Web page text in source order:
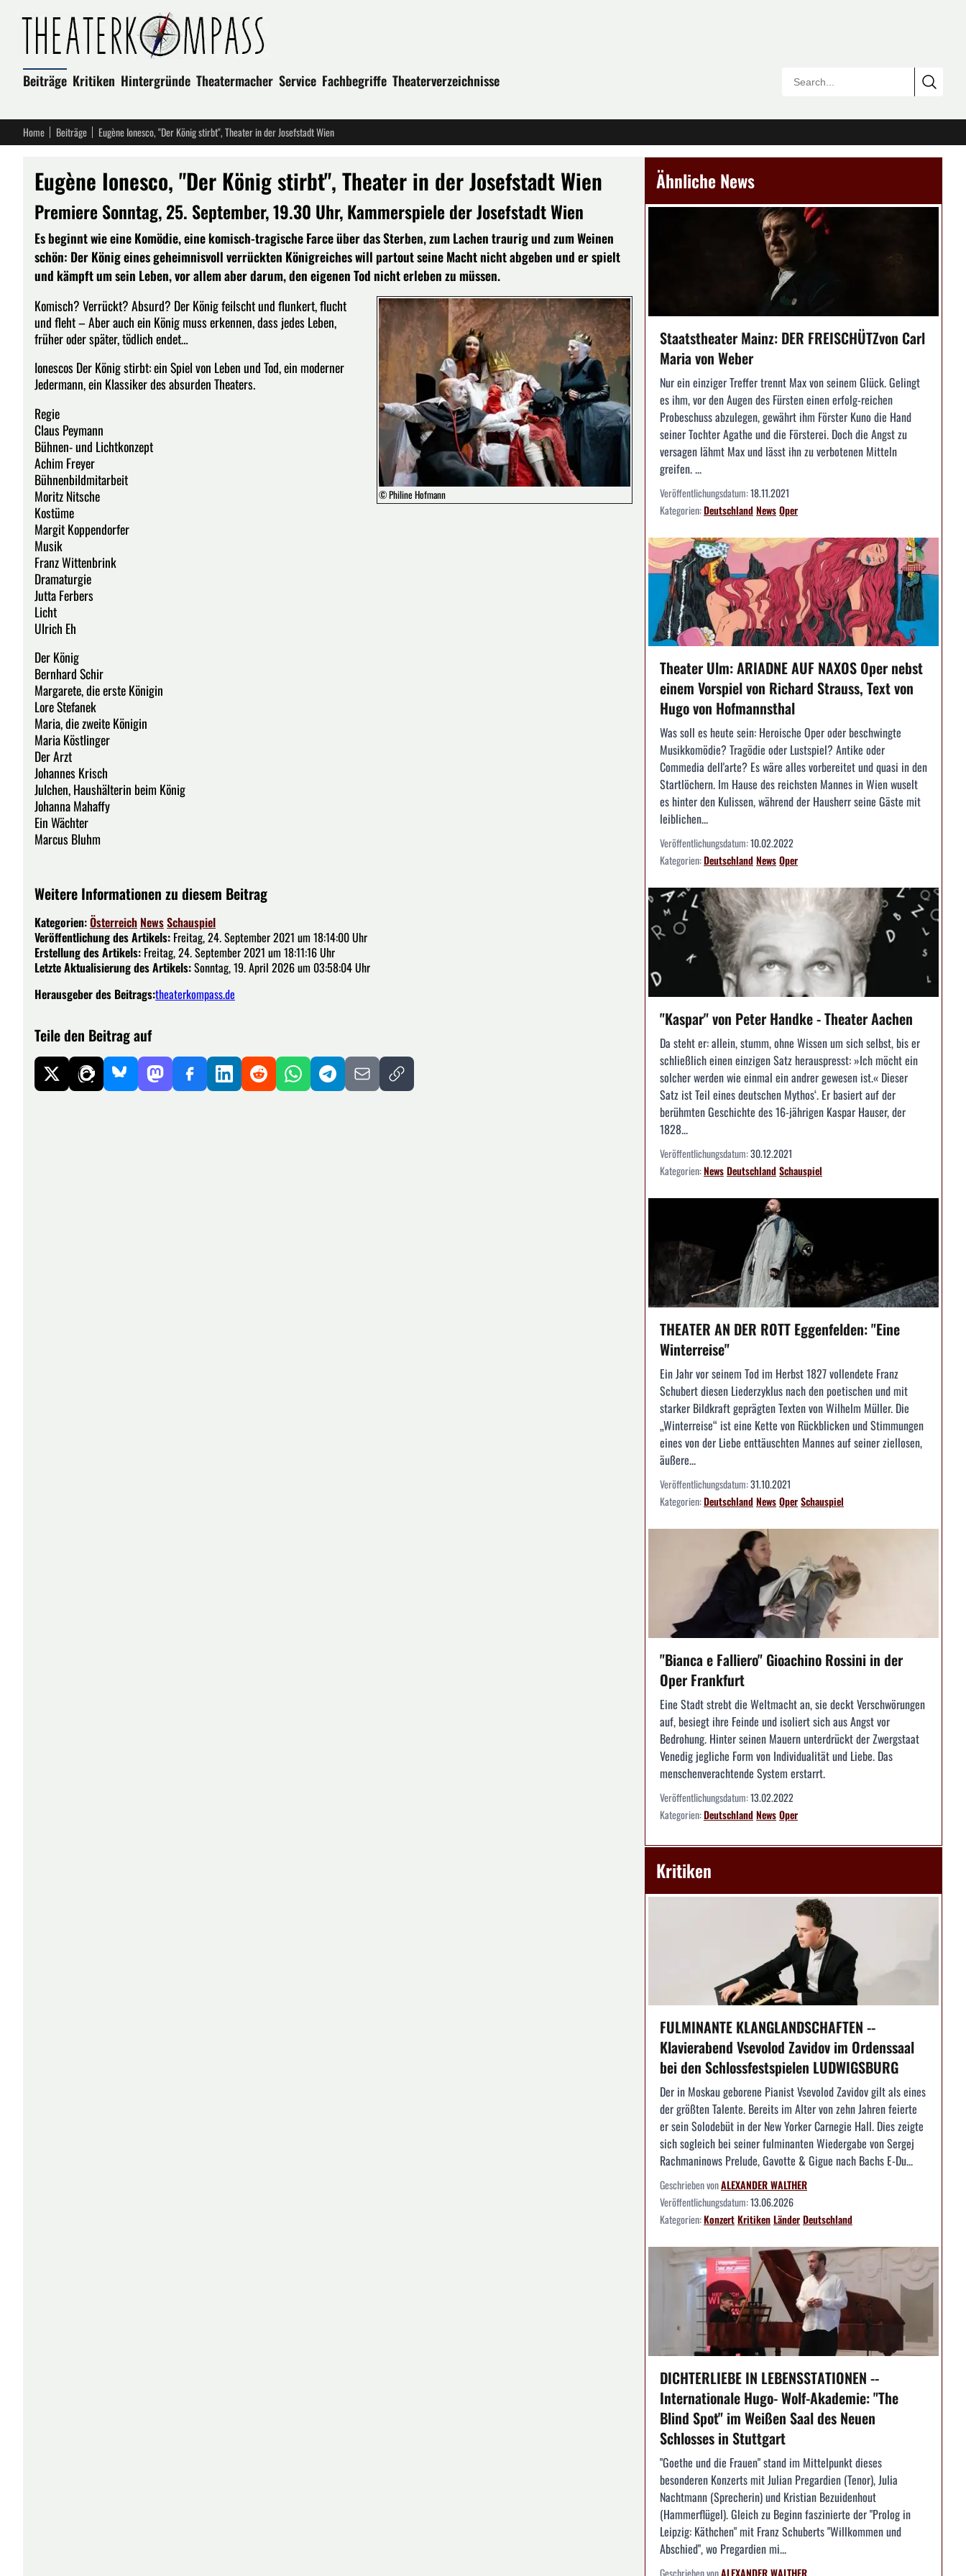
Beiträge Kritiken Hintergründe Theatermacher Service Fachbegriffe Theaterverzeichnisse
Home Beiträge Eugène Ionesco, "Der König stirbt", Theater in der Josefstadt Wien
Eugène Ionesco, "Der König stirbt", Theater in der Josefstadt Wien
Premiere Sonntag, 25. September, 19.30 Uhr, Kammerspiele der Josefstadt Wien
Es beginnt wie eine Komödie, eine komisch-tragische Farce über das Sterben, zum Lachen traurig und zum Weinen
schön: Der König eines geheimnisvoll verrückten Königreiches will partout seine Macht nicht abgeben und er spielt
und kämpft um sein Leben, vor allem aber darum, den eigenen Tod nicht erleben zu müssen.
© Philine Hofmann
Komisch? Verrückt? Absurd? Der König feilscht und flunkert, flucht
und fleht – Aber auch ein König muss erkennen, dass jedes Leben,
früher oder später, tödlich endet…
Ionescos Der König stirbt: ein Spiel von Leben und Tod, ein moderner
Jedermann, ein Klassiker des absurden Theaters.
Regie
Claus Peymann
Bühnen- und Lichtkonzept
Achim Freyer
Bühnenbildmitarbeit
Moritz Nitsche
Kostüme
Margit Koppendorfer
Musik
Franz Wittenbrink
Dramaturgie
Jutta Ferbers
Licht
Ulrich Eh
Der König
Bernhard Schir
Margarete, die erste Königin
Lore Stefanek
Maria, die zweite Königin
Maria Köstlinger
Der Arzt
Johannes Krisch
Julchen, Haushälterin beim König
Johanna Mahaffy
Ein Wächter
Marcus Bluhm
Weitere Informationen zu diesem Beitrag
Kategorien:Österreich NewsSchauspiel
Veröffentlichung des Artikels: Freitag, 24. September 2021 um 18:14:00 Uhr
Erstellung des Artikels: Freitag, 24. September 2021 um 18:11:16 Uhr
Letzte Aktualisierung des Artikels:Sonntag, 19. April 2026 um 03:58:04 Uhr
Herausgeber des Beitrags:theaterkompass.de
Teile den Beitrag auf
Ähnliche News
Staatstheater Mainz: DER FREISCHÜTZvon Carl
Maria von Weber
Nur ein einziger Treffer trennt Max von seinem Glück. Gelingt
es ihm, vor den Augen des Fürsten einen erfolg-reichen
Probeschuss abzulegen, gewährt ihm Förster Kuno die Hand
seiner Tochter Agathe und die Försterei. Doch die Angst zu
versagen lähmt Max und lässt ihn zu verbotenen Mitteln
greifen. ...
Veröffentlichungsdatum:18.11.2021
Kategorien:DeutschlandNewsOper
Theater Ulm: ARIADNE AUF NAXOS Oper nebst
einem Vorspiel von Richard Strauss, Text von
Hugo von Hofmannsthal
Was soll es heute sein: Heroische Oper oder beschwingte
Musikkomödie? Tragödie oder Lustspiel? Antike oder
Commedia dell'arte? Es wäre alles vorbereitet und quasi in den
Startlöchern. Im Hause des reichsten Mannes in Wien wuselt
es hinter den Kulissen, während der Hausherr seine Gäste mit
leiblichen...
Veröffentlichungsdatum:10.02.2022
Kategorien:DeutschlandNewsOper
"Kaspar" von Peter Handke - Theater Aachen
Da steht er: allein, stumm, ohne Wissen um sich selbst, bis er
schließlich einen einzigen Satz herauspresst: »Ich möcht ein
solcher werden wie einmal ein andrer gewesen ist.« Dieser
Satz ist Teil eines deutschen Mythos‘. Er basiert auf der
berühmten Geschichte des 16-jährigen Kaspar Hauser, der
1828...
Veröffentlichungsdatum:30.12.2021
Kategorien:NewsDeutschlandSchauspiel
THEATER AN DER ROTT Eggenfelden: "Eine
Winterreise"
Ein Jahr vor seinem Tod im Herbst 1827 vollendete Franz
Schubert diesen Liederzyklus nach den poetischen und mit
starker Bildkraft geprägten Texten von Wilhelm Müller. Die
„Winterreise“ ist eine Kette von Rückblicken und Stimmungen
eines von der Liebe enttäuschten Mannes auf seiner ziellosen,
äußere...
Veröffentlichungsdatum:31.10.2021
Kategorien:DeutschlandNewsOperSchauspiel
"Bianca e Falliero" Gioachino Rossini in der
Oper Frankfurt
Eine Stadt strebt die Weltmacht an, sie deckt Verschwörungen
auf, besiegt ihre Feinde und isoliert sich aus Angst vor
Bedrohung. Hinter seinen Mauern unterdrückt der Zwergstaat
Venedig jegliche Form von Individualität und Liebe. Das
menschenverachtende System erstarrt.
Veröffentlichungsdatum:13.02.2022
Kategorien:DeutschlandNewsOper
Kritiken
FULMINANTE KLANGLANDSCHAFTEN --
Klavierabend Vsevolod Zavidov im Ordenssaal
bei den Schlossfestspielen LUDWIGSBURG
Der in Moskau geborene Pianist Vsevolod Zavidov gilt als eines
der größten Talente. Bereits im Alter von zehn Jahren feierte
er sein Solodebüt in der New Yorker Carnegie Hall. Dies zeigte
sich sogleich bei seiner fulminanten Wiedergabe von Sergej
Rachmaninows Prelude, Gavotte & Gigue nach Bachs E-Du...
Geschrieben vonALEXANDER WALTHER
Veröffentlichungsdatum:13.06.2026
Kategorien:KonzertKritikenLänderDeutschland
DICHTERLIEBE IN LEBENSSTATIONEN --
Internationale Hugo- Wolf-Akademie: "The
Blind Spot" im Weißen Saal des Neuen
Schlosses in Stuttgart
"Goethe und die Frauen" stand im Mittelpunkt dieses
besonderen Konzerts mit Julian Pregardien (Tenor), Julia
Nachtmann (Sprecherin) und Kristian Bezuidenhout
(Hammerflügel). Gleich zu Beginn faszinierte der "Prolog in
Leipzig: Käthchen" mit Franz Schuberts "Willkommen und
Abschied", wo Pregardien mi...
Geschrieben vonALEXANDER WALTHER